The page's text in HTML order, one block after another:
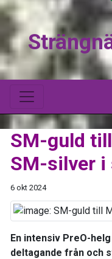
SM-guld
SM-silver
6 okt 2024
En intensiv PreO-
deltagande från och